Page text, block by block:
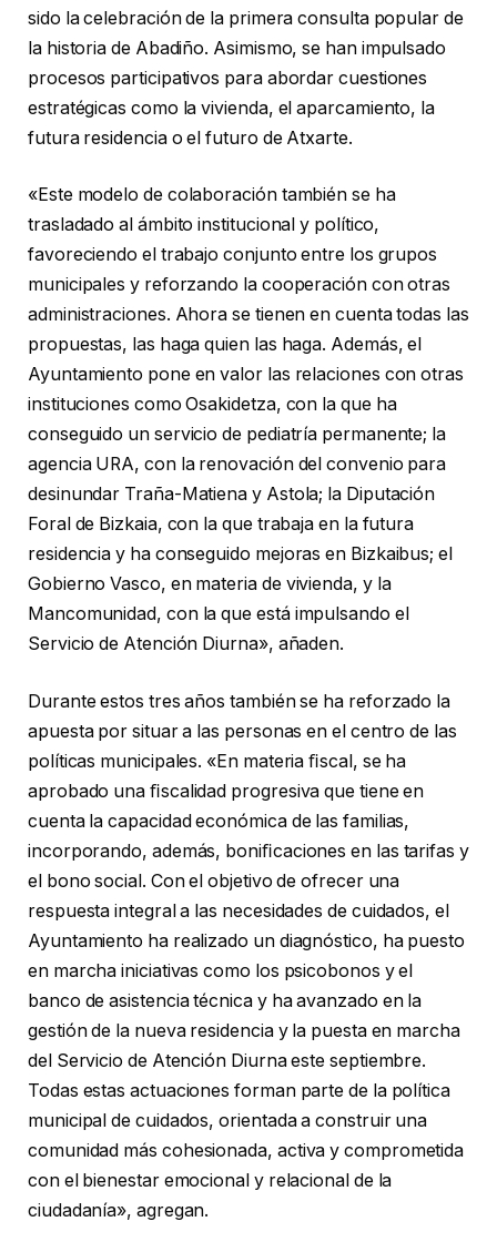
sido la celebración de la primera consulta popular de
la historia de Abadiño. Asimismo, se han impulsado
procesos participativos para abordar cuestiones
estratégicas como la vivienda, el aparcamiento, la
futura residencia o el futuro de Atxarte.
«Este modelo de colaboración también se ha
trasladado al ámbito institucional y político,
favoreciendo el trabajo conjunto entre los grupos
municipales y reforzando la cooperación con otras
administraciones. Ahora se tienen en cuenta todas las
propuestas, las haga quien las haga. Además, el
Ayuntamiento pone en valor las relaciones con otras
instituciones como Osakidetza, con la que ha
conseguido un servicio de pediatría permanente; la
agencia URA, con la renovación del convenio para
desinundar Traña-Matiena y Astola; la Diputación
Foral de Bizkaia, con la que trabaja en la futura
residencia y ha conseguido mejoras en Bizkaibus; el
Gobierno Vasco, en materia de vivienda, y la
Mancomunidad, con la que está impulsando el
Servicio de Atención Diurna», añaden.
Durante estos tres años también se ha reforzado la
apuesta por situar a las personas en el centro de las
políticas municipales. «En materia ﬁscal, se ha
aprobado una ﬁscalidad progresiva que tiene en
cuenta la capacidad económica de las familias,
incorporando, además, boniﬁcaciones en las tarifas y
el bono social. Con el objetivo de ofrecer una
respuesta integral a las necesidades de cuidados, el
Ayuntamiento ha realizado un diagnóstico, ha puesto
en marcha iniciativas como los psicobonos y el
banco de asistencia técnica y ha avanzado en la
gestión de la nueva residencia y la puesta en marcha
del Servicio de Atención Diurna este septiembre.
Todas estas actuaciones forman parte de la política
municipal de cuidados, orientada a construir una
comunidad más cohesionada, activa y comprometida
con el bienestar emocional y relacional de la
ciudadanía», agregan.